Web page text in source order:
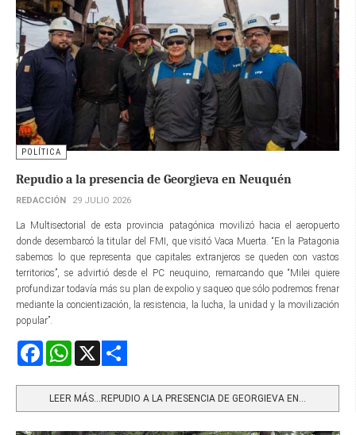
POLÍTICA
Repudio a la presencia de Georgieva en Neuquén
REDACCIÓN 29 JULIO 2026
La Multisectorial de esta provincia patagónica movilizó hacia el aeropuerto
donde desembarcó la titular del FMI, que visitó Vaca Muerta. “En la Patagonia
sabemos lo que representa que capitales extranjeros se queden con vastos
territorios”, se advirtió desde el PC neuquino, remarcando que “Milei quiere
profundizar todavía más su plan de expolio y saqueo que sólo podremos frenar
mediante la concientización, la resistencia, la lucha, la unidad y la movilización
popular”.
FacebookWhatsApp
LEER MÁS…REPUDIO A LA PRESENCIA DE GEORGIEVA EN...